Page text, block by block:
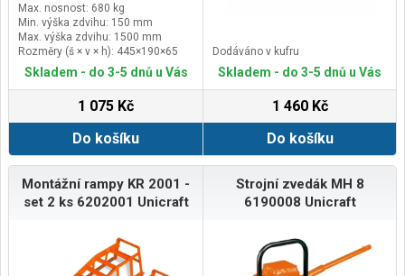
Max. nosnost: 680 kg
Min. výška zdvihu: 150 mm
Max. výška zdvihu: 1500 mm
Rozměry (š × v × h): 445×190×65
mm
Skladem - do 3-5 dnů u Vás
1 075 Kč
Do košíku
Dodáváno v kufru
Skladem - do 3-5 dnů u Vás
1 460 Kč
Do košíku
Montážní rampy KR 2001 -
set 2 ks 6202001 Unicraft
Strojní zvedák MH 8
6190008 Unicraft